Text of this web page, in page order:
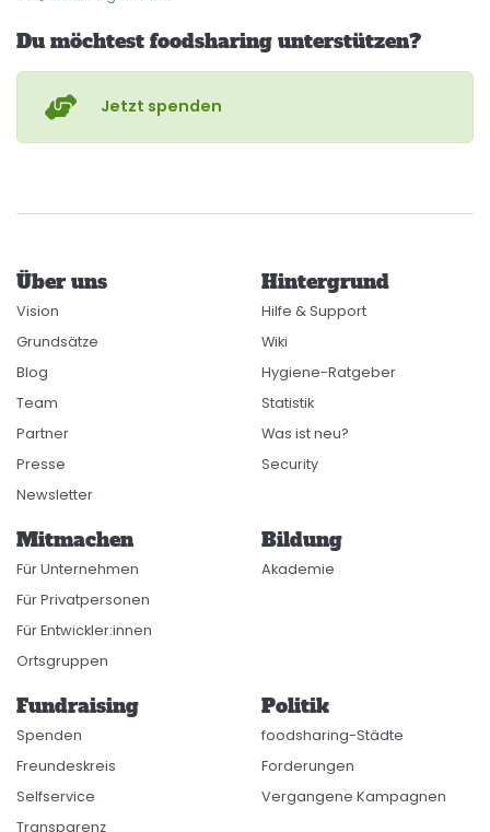
Du möchtest foodsharing unterstützen?
Jetzt spenden
Über uns
Vision
Grundsätze
Blog
Team
Partner
Presse
Newsletter
Hintergrund
Hilfe & Support
Wiki
Hygiene-Ratgeber
Statistik
Was ist neu?
Security
Mitmachen
Für Unternehmen
Für Privatpersonen
Für Entwickler:innen
Ortsgruppen
Bildung
Akademie
Fundraising
Spenden
Freundeskreis
Selfservice
Transparenz
Politik
foodsharing-Städte
Forderungen
Vergangene Kampagnen